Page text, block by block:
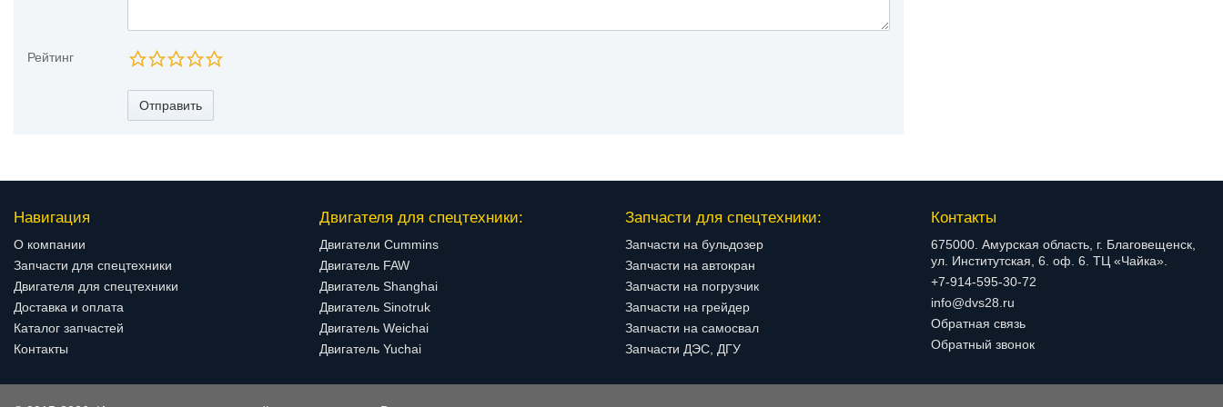
Рейтинг
Отправить
Навигация
О компании
Запчасти для спецтехники
Двигателя для спецтехники
Доставка и оплата
Каталог запчастей
Контакты
Двигателя для спецтехники:
Двигатели Cummins
Двигатель FAW
Двигатель Shanghai
Двигатель Sinotruk
Двигатель Weichai
Двигатель Yuchai
Запчасти для спецтехники:
Запчасти на бульдозер
Запчасти на автокран
Запчасти на погрузчик
Запчасти на грейдер
Запчасти на самосвал
Запчасти ДЭС, ДГУ
Контакты
675000. Амурская область, г. Благовещенск,
ул. Институтская, 6. оф. 6. ТЦ «Чайка».
+7-914-595-30-72
info@dvs28.ru
Обратная связь
Обратный звонок